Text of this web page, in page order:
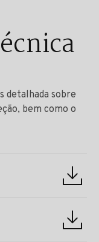
detalhada sobre
bem como o